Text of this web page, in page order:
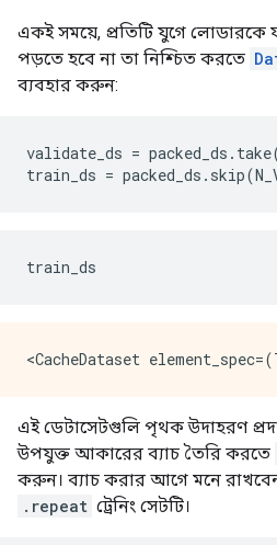
একই সময়ে, প্রতিটি যুগে লোডারকে
পড়তে হবে না তা নিশ্চিত করতে
ব্যবহার করুন:
validate_ds = packed_ds . take
train_ds = packed_ds . skip(
train_ds
এই ডেটাসেটগুলি পৃথক উদাহরণ
উপযুক্ত আকারের ব্যাচ তৈরি করতে
করুন। ব্যাচ করার আগে মনে
.repeat ট্রেনিং সেটটি।